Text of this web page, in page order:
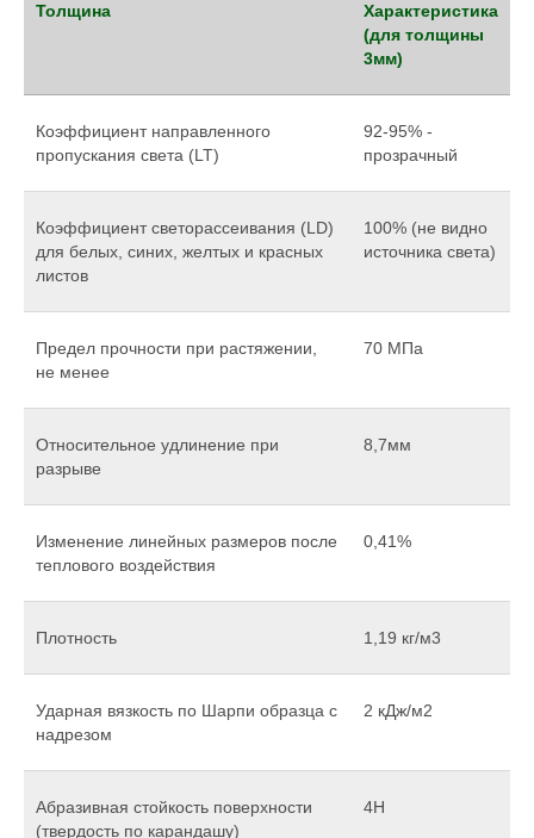
Толщина
Характеристика
(для толщины
3мм)
Коэффициент направленного
пропускания света (LT)
92-95% -
прозрачный
Коэффициент светорассеивания (LD)
для белых, синих, желтых и красных
листов
100% (не видно
источника света)
Предел прочности при растяжении,
не менее
70 МПа
Относительное удлинение при
разрыве
8,7мм
Изменение линейных размеров после
теплового воздействия
0,41%
Плотность 1,19 кг/м3
Ударная вязкость по Шарпи образца с
надрезом
2 кДж/м2
Абразивная стойкость поверхности
(твердость по карандашу)
4H